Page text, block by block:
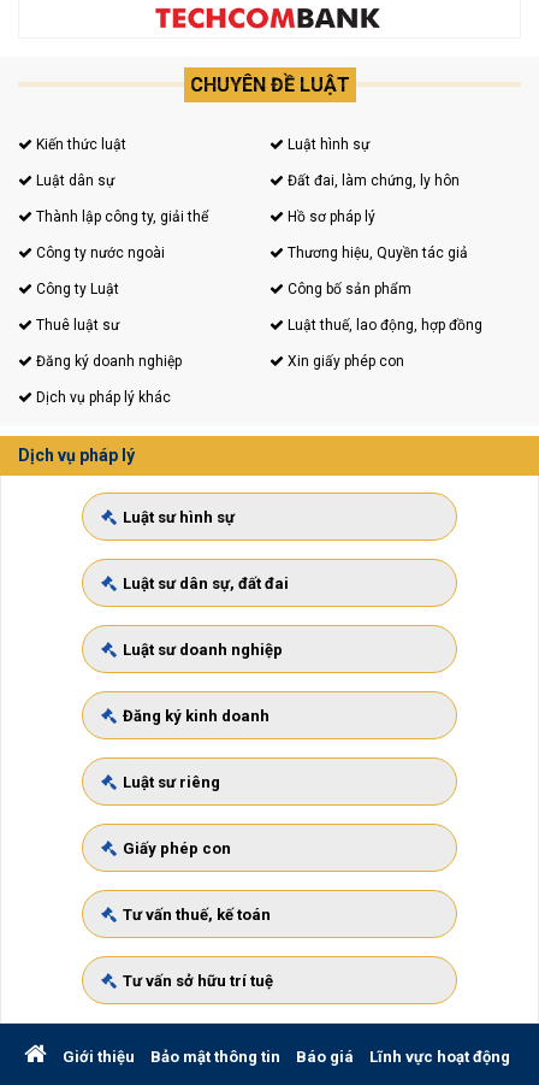
CHUYÊN ĐỀ LUẬT
Kiến thức luật Luật hình sự
Luật dân sự Đất đai, làm chứng, ly hôn
Thành lập công ty, giải thể Hồ sơ pháp lý
Công ty nước ngoài Thương hiệu, Quyền tác giả
Công ty Luật Công bố sản phẩm
Thuê luật sư Luật thuế, lao động, hợp đồng
Đăng ký doanh nghiệp Xin giấy phép con
Dịch vụ pháp lý khác
Dịch vụ pháp lý
Luật sư hình sự
Luật sư dân sự, đất đai
Luật sư doanh nghiệp
Đăng ký kinh doanh
Luật sư riêng
Giấy phép con
Tư vấn thuế, kế toán
Tư vấn sở hữu trí tuệ
Giới thiệu Bảo mật thông tin Báo giá Lĩnh vực hoạt động